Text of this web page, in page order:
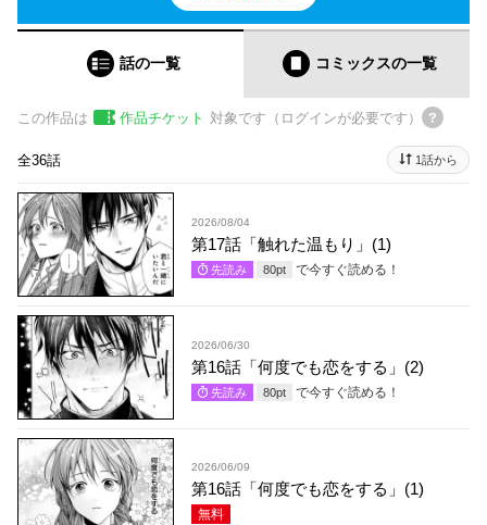
話の一覧 コミックスの一覧
この作品は 作品チケット 対象です（ログインが必要です）
全36話 1話から
2026/08/04
第17話「触れた温もり」(1)
先読み 80pt で今すぐ読める！
2026/06/30
第16話「何度でも恋をする」(2)
先読み 80pt で今すぐ読める！
2026/06/09
第16話「何度でも恋をする」(1)
無料